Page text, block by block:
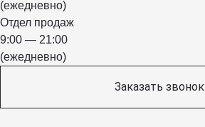
(ежедневно)
Отдел продаж
9:00 — 21:00
(ежедневно)
Заказать звонок